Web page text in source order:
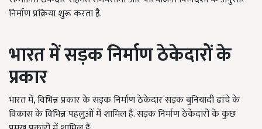
निर्माण प्रक्रिया शुरू करता है.
भारत में सड़क निर्माण ठेकेदारों के
प्रकार
भारत में, विभिन्न प्रकार के सड़क निर्माण ठेकेदार सड़क बुनियादी ढांचे के
विकास के विभिन्न पहलुओं में शामिल हैं. सड़क निर्माण ठेकेदारों के कुछ